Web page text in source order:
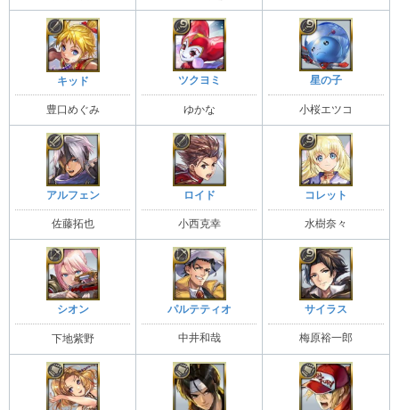
キッド
豊口めぐみ
ツクヨミ
ゆかな
星の子
小桜エツコ
アルフェン
佐藤拓也
ロイド
小西克幸
コレット
水樹奈々
シオン
下地紫野
パルテティオ
中井和哉
サイラス
梅原裕一郎